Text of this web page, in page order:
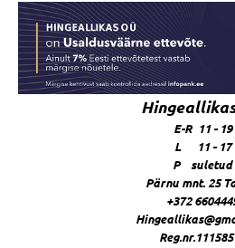
E-R 11 - 19
L 11 - 17
P suletud
Pärnu mnt. 25
+372